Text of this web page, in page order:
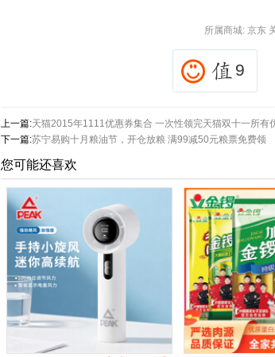
所属商城: 京东
9
上一篇:天猫2015年1111优惠券集合 一次性领完天猫双十一所有
下一篇:苏宁易购十月粮油节，开仓放粮 满99减50元粮票免费领
您可能还喜欢